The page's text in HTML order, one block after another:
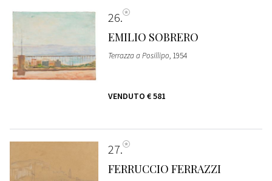
26
EMILIO SOBRERO
Terrazza a Posillipo, 1954
VENDUTO € 581
27
FERRUCCIO FERRAZZI